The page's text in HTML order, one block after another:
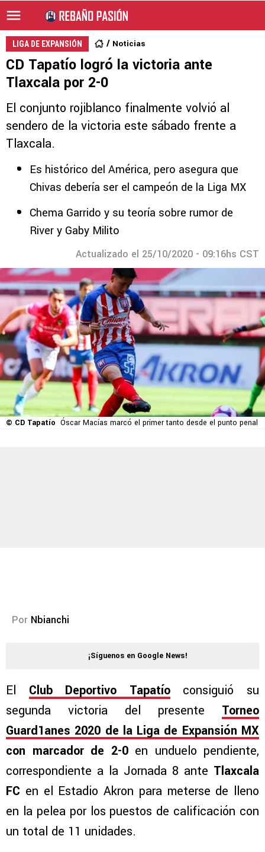
LIGA DE EXPANSIÓN Noticias
CD Tapatío logró la victoria ante
Tlaxcala por 2-0
El conjunto rojiblanco finalmente volvió al
sendero de la victoria este sábado frente a
Tlaxcala.
Es histórico del América, pero asegura que
Chivas debería ser el campeón de la Liga MX
Chema Garrido y su teoría sobre rumor de
River y Gaby Milito
Actualizado el 25/10/2020 - 09:16hs CST
© CD Tapatío Óscar Macías marcó el primer tanto desde el punto penal
Por Nbianchi
¡Síguenos en Google News!
El Club Deportivo Tapatíoconsiguió su
segunda victoria del presente Torneo
Guard1anes 2020 de la Liga de Expansión MX
con marcador de 2-0 en unduelo pendiente,
correspondiente a la Jornada 8 ante Tlaxcala
FC en el Estadio Akron para meterse de lleno
en la pelea por los puestos de calificación con
un total de 11 unidades.